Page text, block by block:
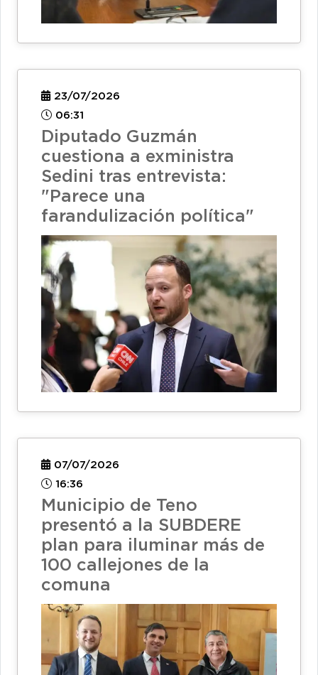
23/07/2026
06:31
Diputado Guzmán
cuestiona a exministra
Sedini tras entrevista:
"Parece una
farandulización política"
07/07/2026
16:36
Municipio de Teno
presentó a la SUBDERE
plan para iluminar más de
100 callejones de la
comuna